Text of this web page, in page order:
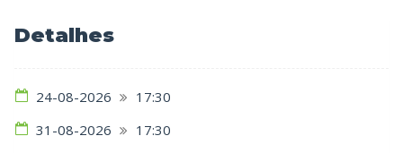
Detalhes
24-08-2026
17:30
31-08-2026
17:30